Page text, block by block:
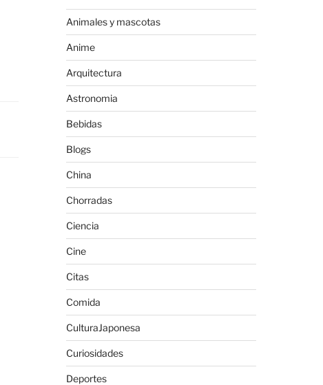
Animales y mascotas
Anime
Arquitectura
Astronomia
Bebidas
Blogs
China
Chorradas
Ciencia
Cine
Citas
Comida
CulturaJaponesa
Curiosidades
Deportes